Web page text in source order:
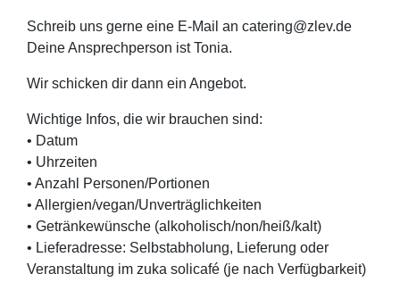
Schreib uns gerne eine E-Mail an catering@zlev.de
Deine Ansprechperson ist Tonia.
Wir schicken dir dann ein Angebot.
Wichtige Infos, die wir brauchen sind:
• Datum
• Uhrzeiten
• Anzahl Personen/Portionen
• Allergien/vegan/Unverträglichkeiten
• Getränkewünsche (alkoholisch/non/heiß/kalt)
• Lieferadresse: Selbstabholung, Lieferung oder
Veranstaltung im zuka solicafé (je nach Verfügbarkeit)